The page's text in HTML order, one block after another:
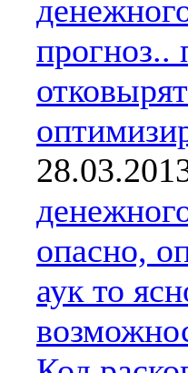
прогноз..
опасно,
аук то